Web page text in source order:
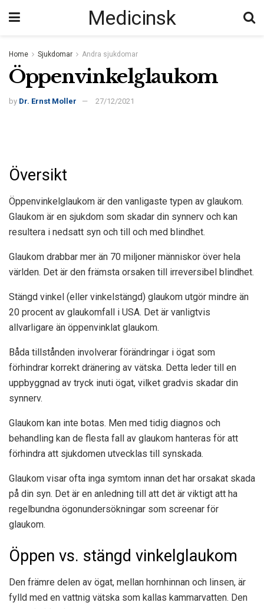
Medicinsk
Home Sjukdomar Andra sjukdomar
Öppenvinkelglaukom
by Dr. Ernst Moller 27/12/2021
Översikt
Öppenvinkelglaukom är den vanligaste typen av glaukom.
Glaukom är en sjukdom som skadar din synnerv och kan
resultera i nedsatt syn och till och med blindhet.
Glaukom drabbar mer än 70 miljoner människor över hela
världen. Det är den främsta orsaken till irreversibel blindhet.
Stängd vinkel (eller vinkelstängd) glaukom utgör mindre än
20 procent av glaukomfall i USA. Det är vanligtvis
allvarligare än öppenvinklat glaukom.
Båda tillstånden involverar förändringar i ögat som
förhindrar korrekt dränering av vätska. Detta leder till en
uppbyggnad av tryck inuti ögat, vilket gradvis skadar din
synnerv.
Glaukom kan inte botas. Men med tidig diagnos och
behandling kan de flesta fall av glaukom hanteras för att
förhindra att sjukdomen utvecklas till synskada.
Glaukom visar ofta inga symtom innan det har orsakat skada
på din syn. Det är en anledning till att det är viktigt att ha
regelbundna ögonundersökningar som screenar för
glaukom.
Öppen vs. stängd vinkelglaukom
Den främre delen av ögat, mellan hornhinnan och linsen, är
fylld med en vattnig vätska som kallas kammarvatten. Den